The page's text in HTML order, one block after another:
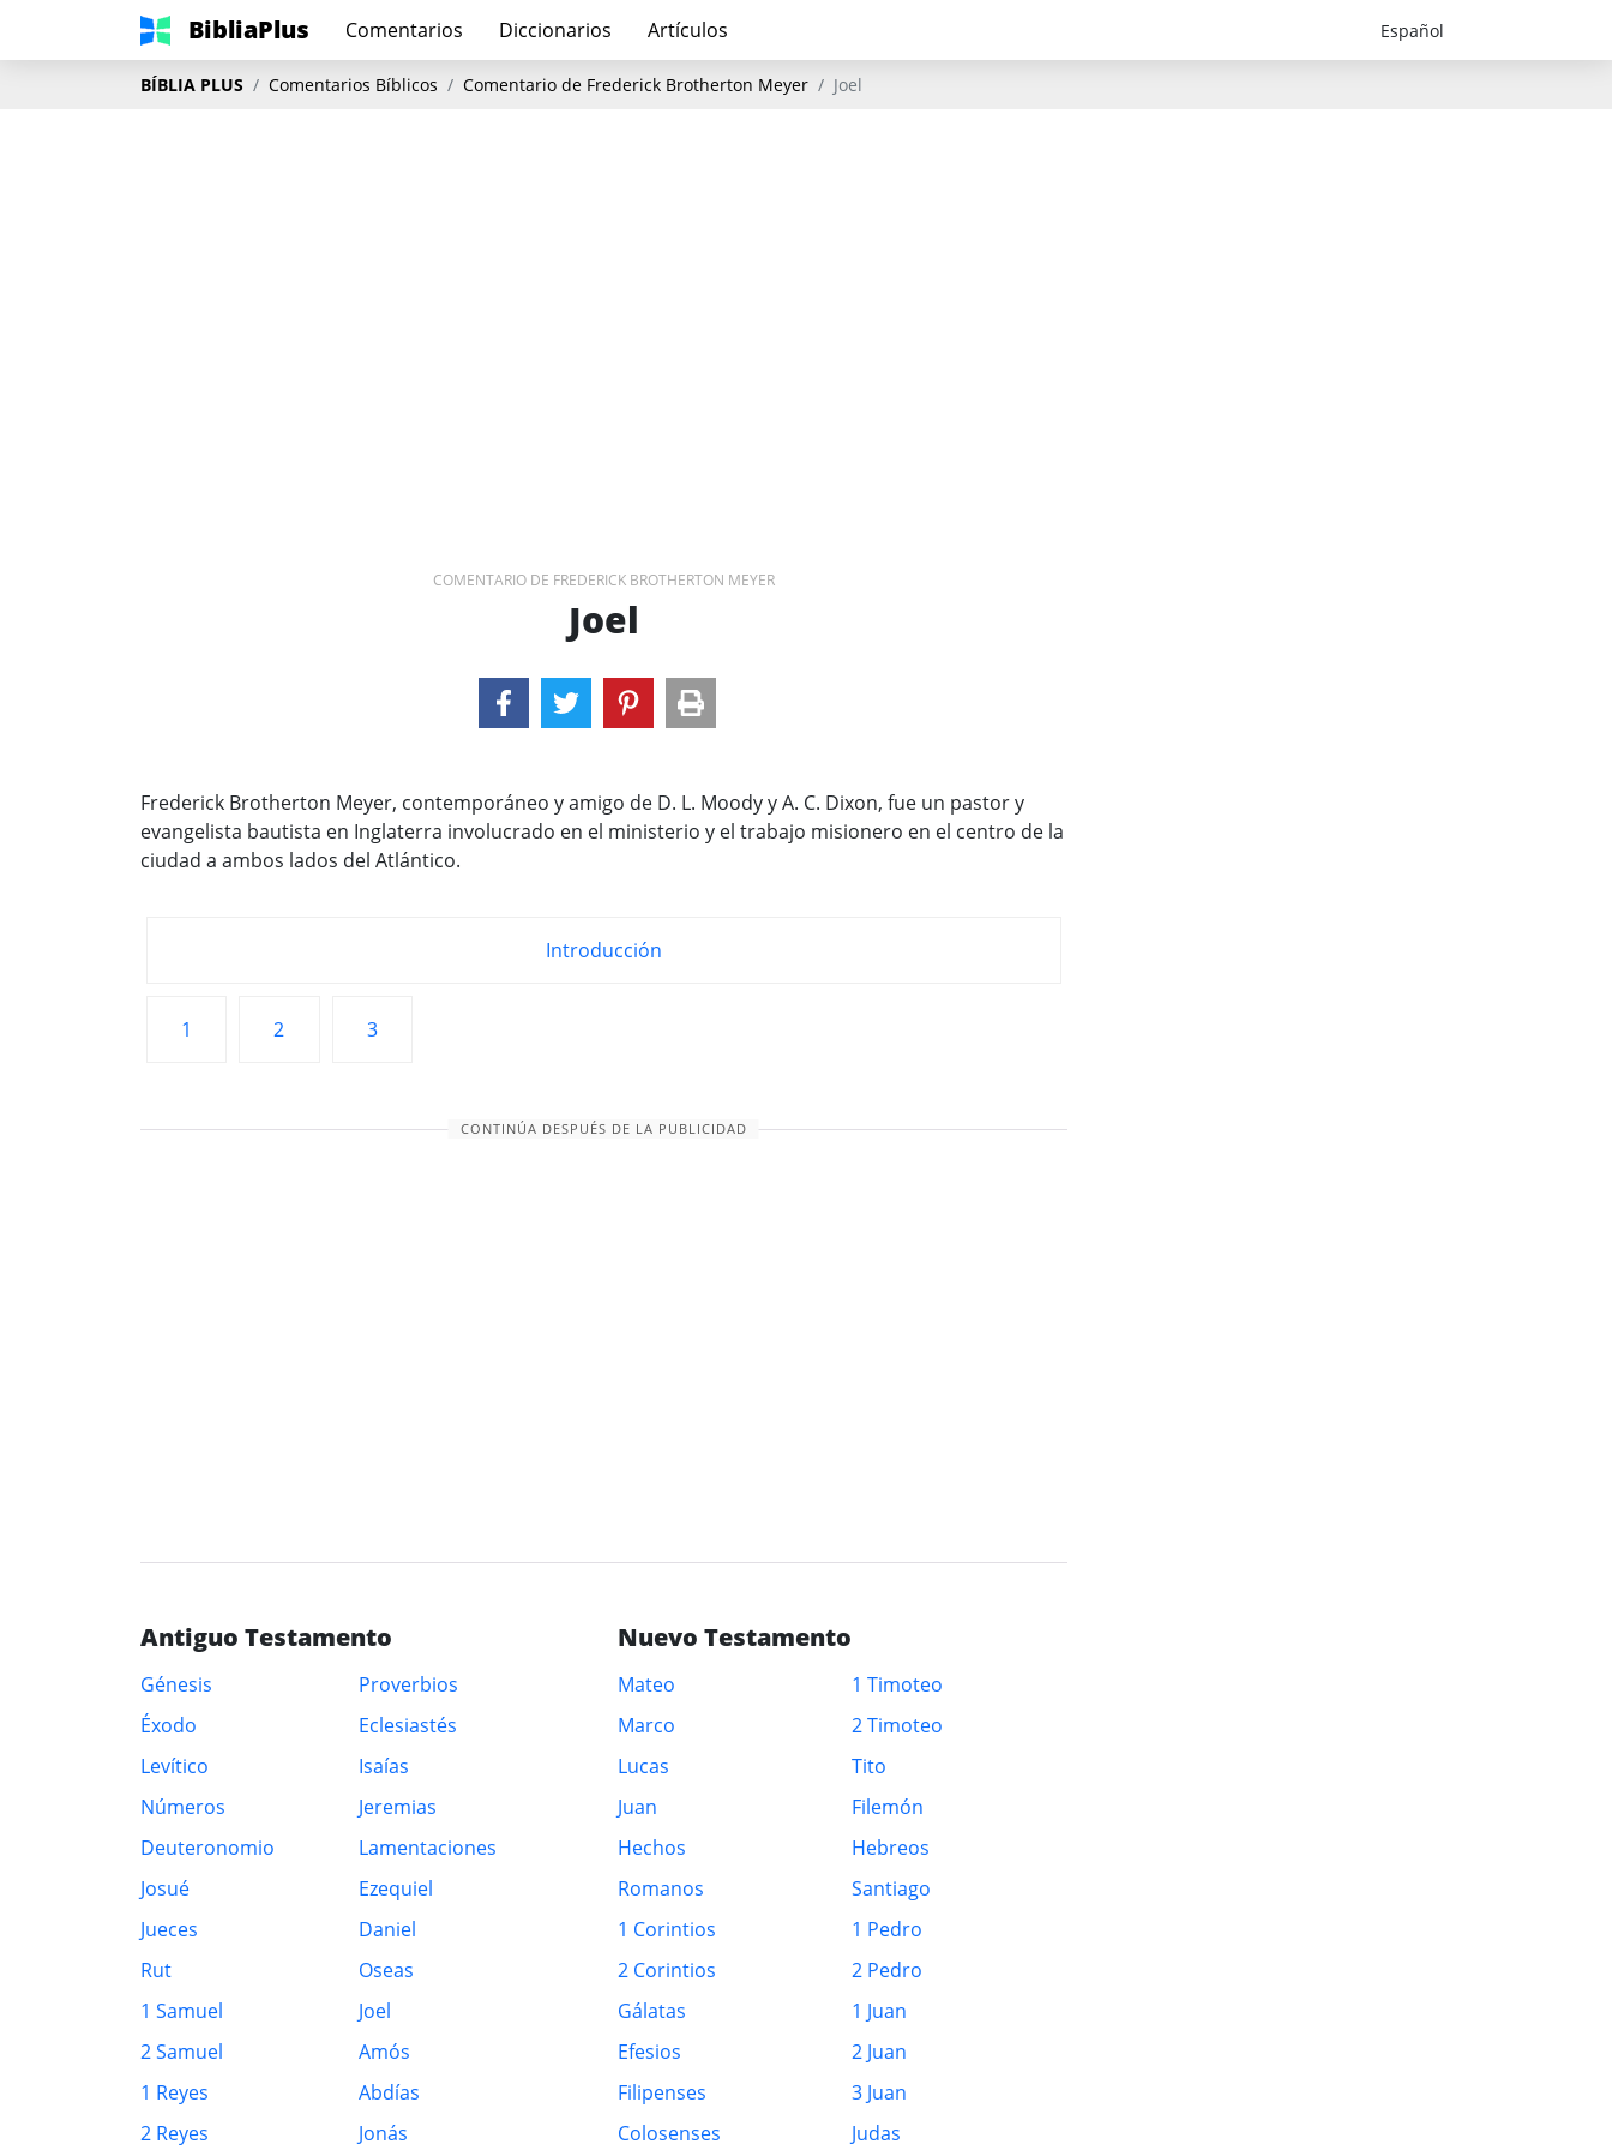
BibliaPlus Comentarios Diccionarios Artículos
BÍBLIA PLUS Comentarios Bíblicos Comentario de Frederick Brotherton Meyer Joel
COMENTARIO DE FREDERICK BROTHERTON MEYER
Joel
Frederick Brotherton Meyer, contemporáneo y amigo de D. L. Moody y A. C. Dixon, fue un pastor y
evangelista bautista en Inglaterra involucrado en el ministerio y el trabajo misionero en el centro de la
ciudad a ambos lados del Atlántico.
Introducción
1 2 3
CONTINÚA DESPUÉS DE LA PUBLICIDAD
Antiguo Testamento
Génesis
Éxodo
Levítico
Números
Deuteronomio
Josué
Jueces
Rut
1 Samuel
2 Samuel
1 Reyes
2 Reyes
Proverbios
Eclesiastés
Isaías
Jeremias
Lamentaciones
Ezequiel
Daniel
Oseas
Joel
Amós
Abdías
Jonás
Nuevo Testamento
Mateo
Marco
Lucas
Juan
Hechos
Romanos
1 Corintios
2 Corintios
Gálatas
Efesios
Filipenses
Colosenses
1 Timoteo
2 Timoteo
Tito
Filemón
Hebreos
Santiago
1 Pedro
2 Pedro
1 Juan
2 Juan
3 Juan
Judas